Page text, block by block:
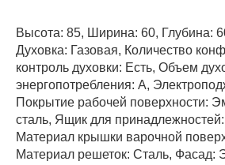
Высота: 85, Ширина: 60, Глубина:
Духовка: Газовая, Количество
контроль духовки: Есть, Объем
энергопотребления: А,
Покрытие рабочей поверхности:
сталь, Ящик для
Материал крышки варочной
Материал решеток: Сталь, Фасад: